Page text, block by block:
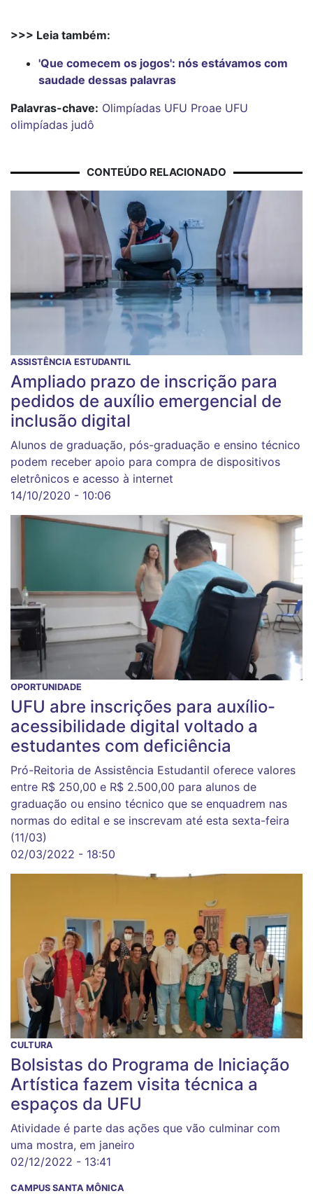
>>> Leia também:
'Que comecem os jogos': nós estávamos com
saudade dessas palavras
Palavras-chave: Olimpíadas UFU Proae UFU
olimpíadas judô
CONTEÚDO RELACIONADO
ASSISTÊNCIA ESTUDANTIL
Ampliado prazo de inscrição para
pedidos de auxílio emergencial de
inclusão digital
Alunos de graduação, pós-graduação e ensino técnico
podem receber apoio para compra de dispositivos
eletrônicos e acesso à internet
14/10/2020 - 10:06
OPORTUNIDADE
UFU abre inscrições para auxílio-
acessibilidade digital voltado a
estudantes com deficiência
Pró-Reitoria de Assistência Estudantil oferece valores
entre R$ 250,00 e R$ 2.500,00 para alunos de
graduação ou ensino técnico que se enquadrem nas
normas do edital e se inscrevam até esta sexta-feira
(11/03)
02/03/2022 - 18:50
CULTURA
Bolsistas do Programa de Iniciação
Artística fazem visita técnica a
espaços da UFU
Atividade é parte das ações que vão culminar com
uma mostra, em janeiro
02/12/2022 - 13:41
CAMPUS SANTA MÔNICA